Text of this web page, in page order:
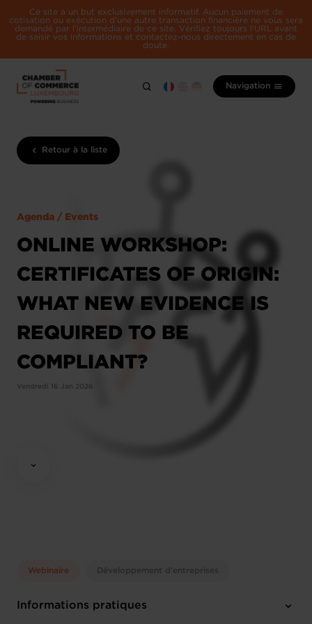
Ce site a un but exclusivement informatif. Aucun paiement de
cotisation ou exécution d'une autre transaction financière ne vous sera
demandé par l'intermédiaire de ce site. Vérifiez toujours l'URL avant
de saisir vos informations et contactez-nous directement en cas de
doute.
Navigation
Retour à la liste
Agenda / Events
ONLINE WORKSHOP:
CERTIFICATES OF ORIGIN:
WHAT NEW EVIDENCE IS
REQUIRED TO BE
COMPLIANT?
Vendredi 16 Jan 2026
Webinaire Développement d'entreprises
Informations pratiques